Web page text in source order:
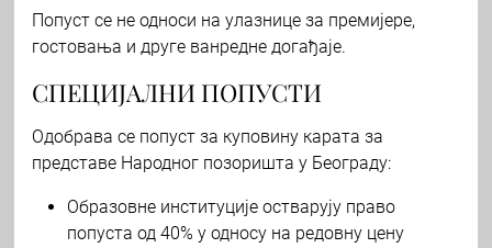
Попуст се не односи на улазнице за премијере,
гостовања и друге ванредне догађаје.
СПЕЦИЈАЛНИ ПОПУСТИ
Одобрава се попуст за куповину карата за
представе Народног позоришта у Београду:
Образовне институције остварују право
попуста од 40% у односу на редовну цену